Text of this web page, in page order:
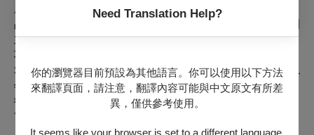
Need Translation Help?
你的瀏覽器目前預設為其他語言。你可以使用以下方法
來翻譯頁面，請注意，翻譯內容可能與中文原文有所差
異，僅供參考使用。
It seems like your browser is set to a different language.
摩爾古薪舞集」。從2009年至2024年間，統籌了17支演出作
品，並率領團隊在歐洲、北美洲及亞洲地區演出。2014年，創
立排灣族當代舞蹈教學系統，並研發出「排灣當代身體訓練技
巧」。2018年，發起了「TJIMUR藝術生活節」，至今已邀請
30位國際藝術家到部落駐村，推動在地文化與國際對話。2021
年，榮獲原住民族傑出成就獎，並與巴魯．瑪迪霖被《表演藝
術雜誌》評選為舞蹈類年度人物（PAR People of the
Year）。